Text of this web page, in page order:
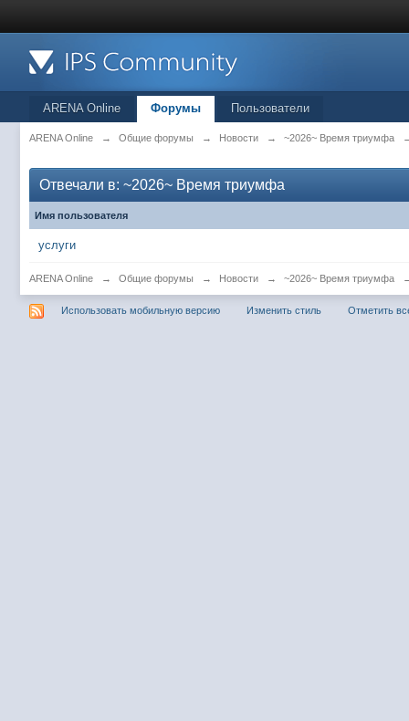
ARENA Online Форумы Пользователи
ARENA Online → Общие форумы → Новости → ~2026~ Время триумфа
Отвечали в: ~2026~ Время триумфа
Имя пользователя
услуги
ARENA Online → Общие форумы → Новости → ~2026~ Время триумфа
Использовать мобильную версию Изменить стиль Отметить